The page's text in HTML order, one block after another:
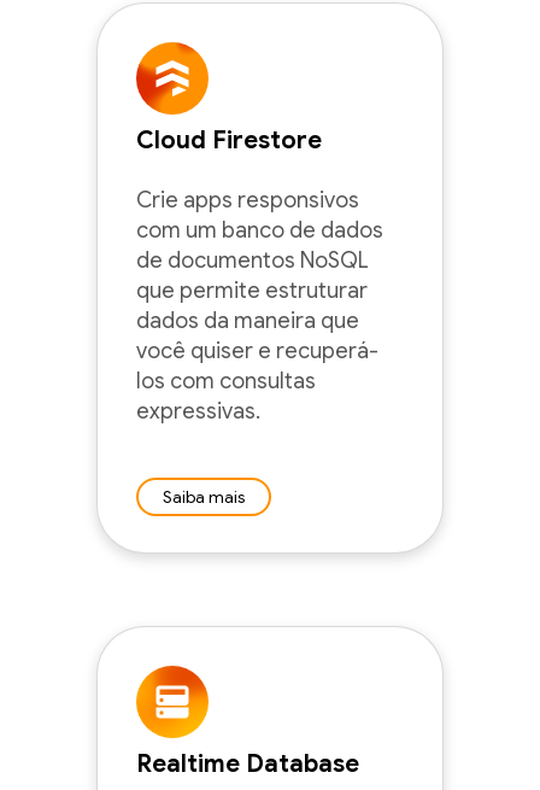
Cloud Firestore
Crie apps responsivos
com um banco de dados
de documentos NoSQL
que permite estruturar
dados da maneira que
você quiser e recuperá-
los com consultas
expressivas.
Saiba mais
Realtime Database